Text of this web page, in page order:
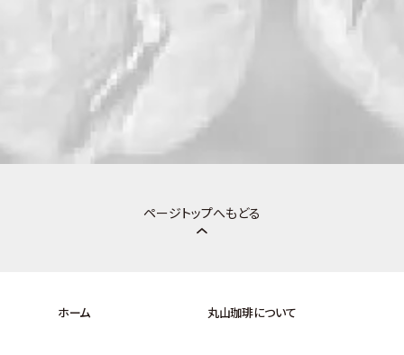
ページトップへもどる
ホーム 丸山珈琲について